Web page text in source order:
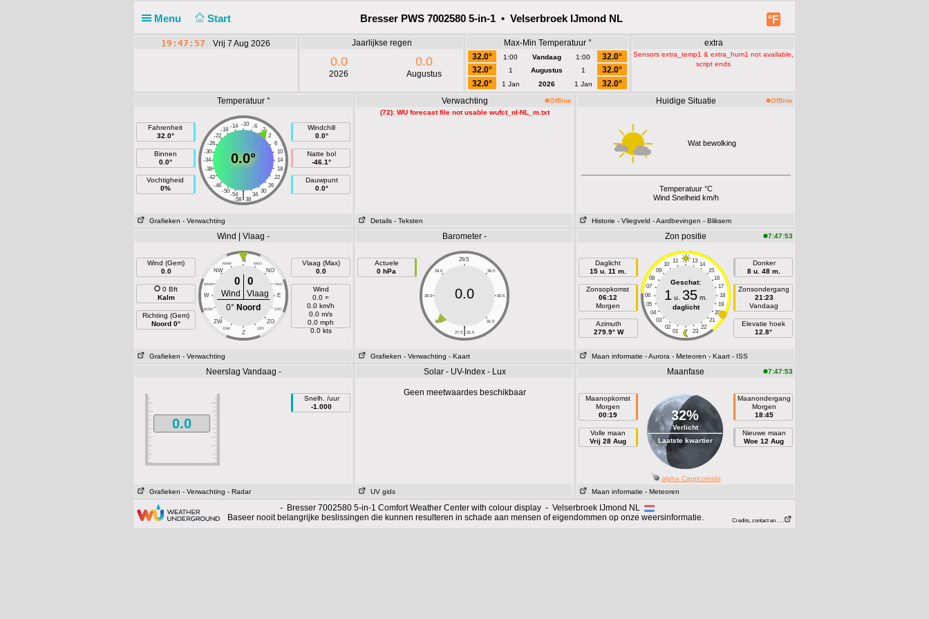
Menu Start °F
Bresser PWS 7002580 5-in-1 • Velserbroek IJmond NL
19:47:57 Vrij 7 Aug 2026 Jaarlijkse regen
0.0
2026
0.0
Augustus
Max-Min Temperatuur °
32.0°
1:00 Vandaag 1:00
32.0°
32.0°
1 Augustus 1
32.0°
32.0°
1 Jan 2026 1 Jan 32.0°
extra
Sensors extra_temp1 & extra_hum1 not available,
script ends
Temperatuur °
Fahrenheit
32.0°
Binnen
0.0°
Vochtigheid
0%
-10
-14 -6
-18
-2
-22
2
-26
6
-30
10
-34
14
-38
18
-42
22
-46
26
-50
30
-54 34
|
-58 38
0.0°
Windchill
0.0°
Natte bol
-46.1°
Dauwpunt
0.0°
Grafieken - Verwachting
Verwachting
Offline
(72): WU forecast file not usable wufct_nl-NL_m.txt
Details - Teksten
Huidige Situatie Offline
Wat bewolking
Temperatuur °C
Wind Snelheid km/h
Historie - Vliegveld - Aardbevingen - Bliksem
Wind | Vlaag -
Wind (Gem)
0.0
0 Bft
Kalm
Richting (Gem)
Noord 0°
N
NNW NNO
NW NO
WNW ONO
W E
WZW OZO
ZW ZO
ZZW ZZO
Z
0 0
Wind
Vlaag
0° Noord
Vlaag (Max)
0.0
Wind
0.0 =
0.0 km/h
0.0 m/s
0.0 mph
0.0 kts
Grafieken - Verwachting
Barometer -
Actuele
0 hPa
29.5
29.0 30.0
28.5 30.5
28.0 31.0
|
27.5 31.5
0.0
Grafieken - Verwachting - Kaart
Zon positie 7:47:53
Daglicht
15 u. 11 m.
Zonsopkomst
06:12
Morgen
Azimuth
279.9° W
11 13
10
14
09
15
08
16
07
17
06
18
05
19
04
20
03
21
02
22
01 23
Geschat:
1 u. 35 m.
daglicht
Donker
8 u. 48 m.
Zonsondergang
21:23
Vandaag
Elevatie hoek
12.8°
Maan informatie - Aurora - Meteoren - Kaart - ISS
Neerslag Vandaag -
0.0
Snelh. /uur
-1.000
Grafieken - Verwachting - Radar
Solar - UV-Index - Lux
Geen meetwaardes beschikbaar
UV gids
Maanfase 7:47:53
Maanopkomst
Morgen
00:19
Volle maan
Vrij 28 Aug
32%
Verlicht
Laatste kwartier
Maanondergang
Morgen
18:45
Nieuwe maan
Woe 12 Aug
alpha Capricornids
Maan informatie - Meteoren
- Bresser 7002580 5-in-1 Comfort Weather Center with colour display - Velserbroek IJmond NL
Baseer nooit belangrijke beslissingen die kunnen resulteren in schade aan mensen of eigendommen op onze weersinformatie.
Credits, contact en . . .